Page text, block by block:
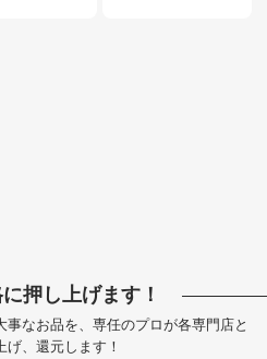
押し上げます！
なお品を、専任のプロが各専門店と
、還元します！